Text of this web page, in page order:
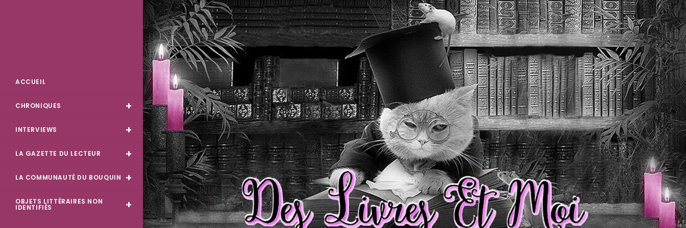
Skip
to
content
ACCUEIL
CHRONIQUES
INTERVIEWS
LA GAZETTE DU LECTEUR
LA COMMUNAUTÉ DU BOUQUIN
OBJETS LITTÉRAIRES NON
IDENTIFIÉS